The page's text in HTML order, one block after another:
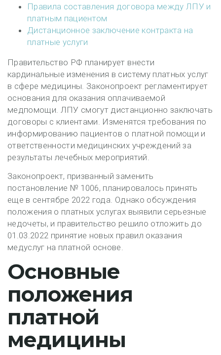
Правила составления договора между ЛПУ и
платным пациентом
Дистанционное заключение контракта на
платные услуги
Правительство РФ планирует внести
кардинальные изменения в систему платных услуг
в сфере медицины. Законопроект регламентирует
основания для оказания оплачиваемой
медпомощи. ЛПУ смогут дистанционно заключать
договоры с клиентами. Изменятся требования по
информированию пациентов о платной помощи и
ответственности медицинских учреждений за
результаты лечебных мероприятий.
Законопроект, призванный заменить
постановление № 1006, планировалось принять
еще в сентябре 2022 года. Однако обсуждения
положения о платных услугах выявили серьезные
недочеты, и правительство решило отложить до
01.03.2022 принятие новых правил оказания
медуслуг на платной основе.
Основные
положения
платной
медицины